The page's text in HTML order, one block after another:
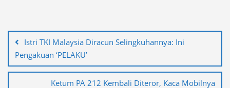
posIstri TKI Malaysia Diracun Selingkuhannya: Ini
Pengakuan ‘PELAKU’
Ketum PA 212 Kembali Diteror, Kaca Mobilnya